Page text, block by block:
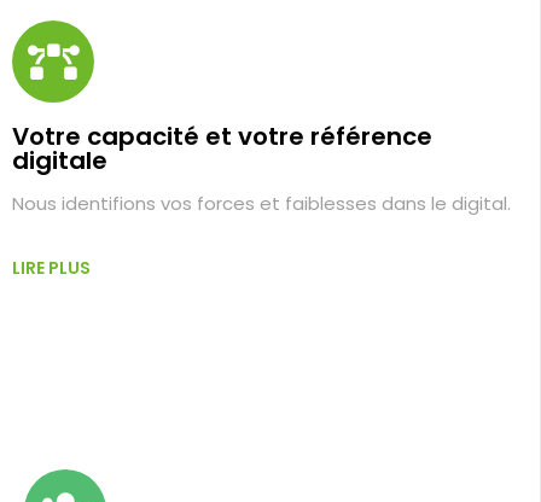
Votre capacité et votre référence
digitale
Nous identifions vos forces et faiblesses dans le digital.
LIRE PLUS